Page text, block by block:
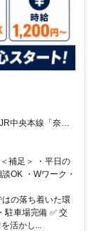
中央本線「奈良
補足＞ ・平日の
OK ・Wワーク・
の落ち着いた環
駐車場完備 ✅ 交
活かし...